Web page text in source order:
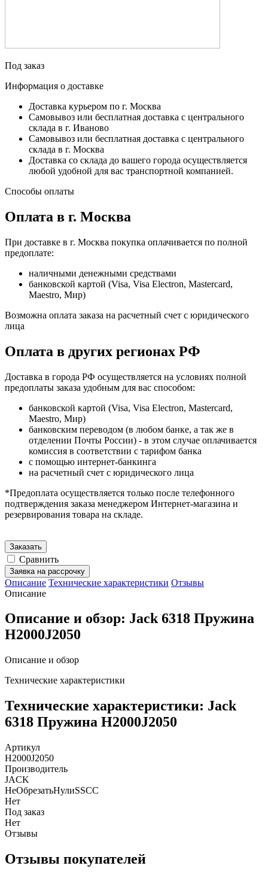
Под заказ
Информация о доставке
Доставка курьером по г. Москва
Самовывоз или бесплатная доставка с центрального
склада в г. Иваново
Самовывоз или бесплатная доставка с центрального
склада в г. Москва
Доставка со склада до вашего города осуществляется
любой удобной для вас транспортной компанией.
Способы оплаты
Оплата в г. Москва
При доставке в г. Москва покупка оплачивается по полной
предоплате:
наличными денежными средствами
банковской картой (Visa, Visa Electron, Mastercard,
Maestro, Мир)
Возможна оплата заказа на расчетный счет с юридического
лица
Оплата в других регионах РФ
Доставка в города РФ осуществляется на условиях полной
предоплаты заказа удобным для вас способом:
банковской картой (Visa, Visa Electron, Mastercard,
Maestro, Мир)
банковским переводом (в любом банке, а так же в
отделении Почты России) - в этом случае оплачивается
комиссия в соответствии с тарифом банка
с помощью интернет-банкинга
на расчетный счет с юридического лица
*Предоплата осуществляется только после телефонного
подтверждения заказа менеджером Интернет-магазина и
резервирования товара на складе.
Заказать
Сравнить
Заявка на рассрочку
Описание Технические характеристики Отзывы
Описание
Описание и обзор: Jack 6318 Пружина
Н2000J2050
Описание и обзор
Технические характеристики
Технические характеристики: Jack
6318 Пружина Н2000J2050
Артикул
Н2000J2050
Производитель
JACK
НеОбрезатьНулиSSCC
Нет
Под заказ
Нет
Отзывы
Отзывы покупателей